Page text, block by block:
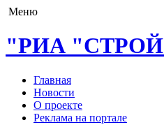
Меню
"РИА
Главная
Новости
О проекте
Реклама на портале